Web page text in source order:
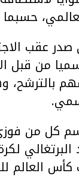
حسبما
صدر عقب
من قبل
كل من فوزي
كأس العالم